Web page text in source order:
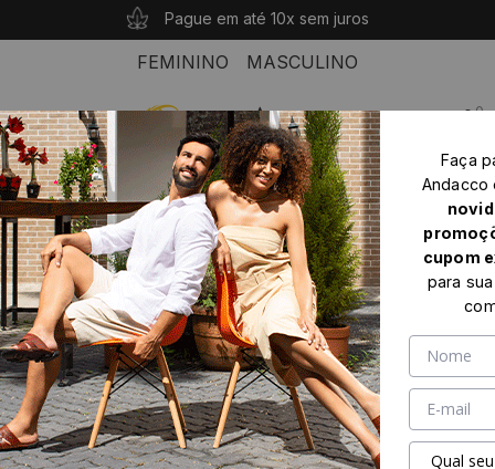
Compras acima de R$ 339 seu frete é grátis!
Pague em até 10x sem juros
10% OFF com o cupom: PRIMEIROANDACCO
FEMININO MASCULINO
0
Home Feminino
Mocassim feminino
Mocassim Feminino em Couro Gales Camel - 3609GC
Faça
cupom
para